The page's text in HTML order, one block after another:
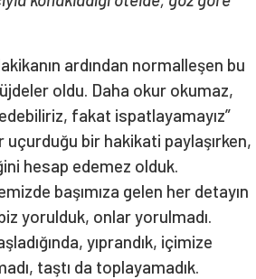
ardından normalleşen bu
oldu. Daha okur okumaz,
fakat ispatlayamayız”
bir hakikati paylaşırken,
hesap edemez olduk.
başımıza gelen her detayın
yorulduk, onlar yorulmadı.
yıprandık, içimize
taştı da toplayamadık.